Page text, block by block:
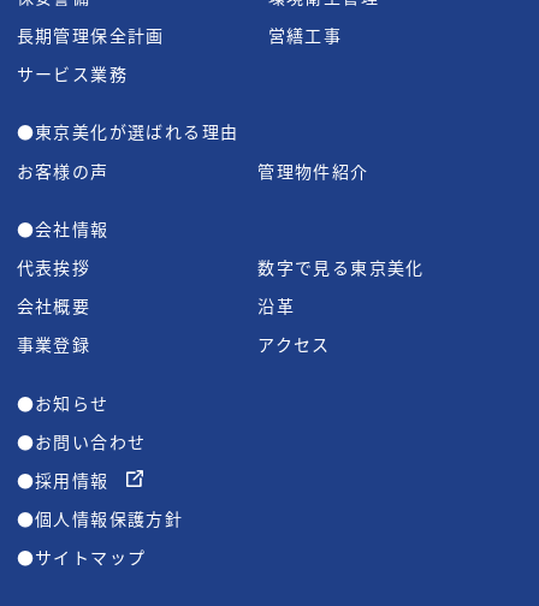
長期管理保全計画
営繕工事
サービス業務
●東京美化が選ばれる理由
お客様の声
管理物件紹介
●会社情報
代表挨拶
数字で見る東京美化
会社概要
沿革
事業登録
アクセス
●お知らせ
●お問い合わせ
●採用情報
●個人情報保護方針
●サイトマップ